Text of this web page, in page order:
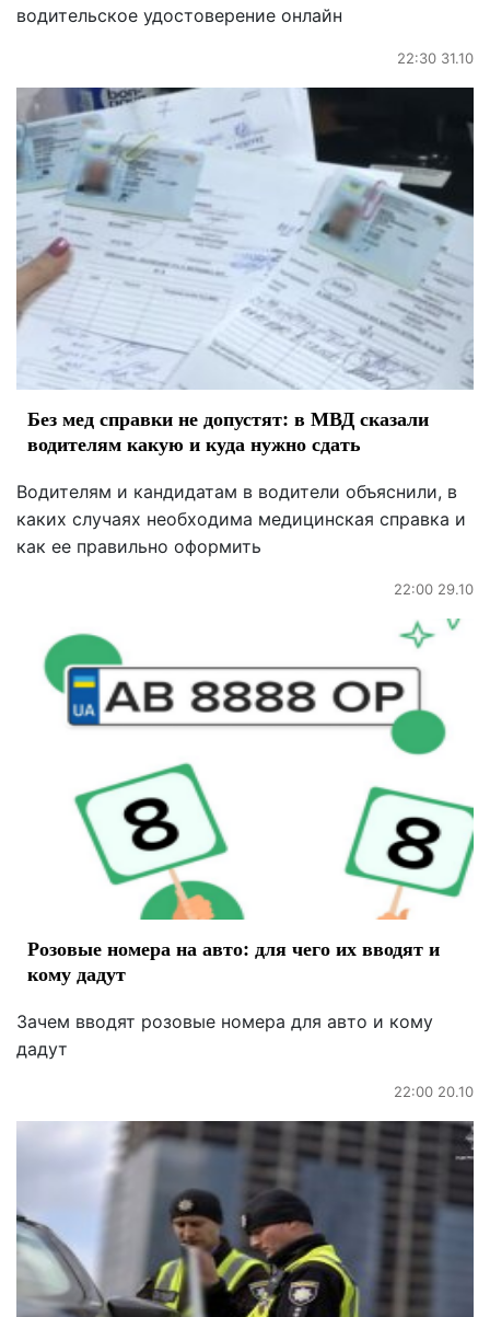
водительское удостоверение онлайн
22:30 31.10
Без мед справки не допустят: в МВД сказали
водителям какую и куда нужно сдать
Водителям и кандидатам в водители объяснили, в
каких случаях необходима медицинская справка и
как ее правильно оформить
22:00 29.10
Розовые номера на авто: для чего их вводят и
кому дадут
Зачем вводят розовые номера для авто и кому
дадут
22:00 20.10